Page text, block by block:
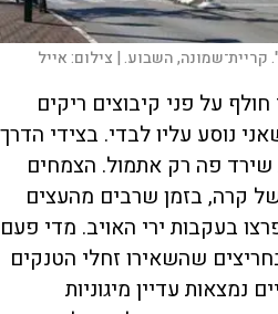
השבוע. | צילום:אייל
על פני קיבוצים ריקים
נוסע עליו לבדי. בצידי הדרך
שירד פה רק אתמול. הצמחים
קרה, בזמן שרבים מהעצים
בעקבות ירי האויב. מדי פעם
שהשאירו זחלי הטנקים
נמצאות עדיין מיגוניות